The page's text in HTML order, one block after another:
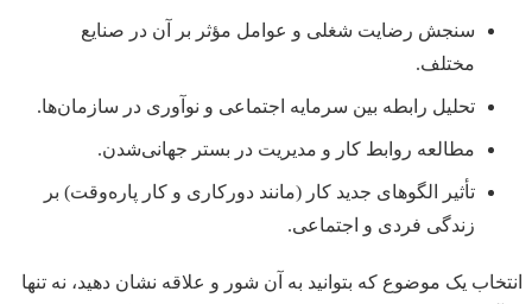
سنجش رضایت شغلی و عوامل مؤثر بر آن در صنایع
مختلف.
تحلیل رابطه بین سرمایه اجتماعی و نوآوری در سازمان‌ها.
مطالعه روابط کار و مدیریت در بستر جهانی‌شدن.
تأثیر الگوهای جدید کار (مانند دورکاری و کار پاره‌وقت) بر
زندگی فردی و اجتماعی.
انتخاب یک موضوع که بتوانید به آن شور و علاقه نشان دهید، نه تنها